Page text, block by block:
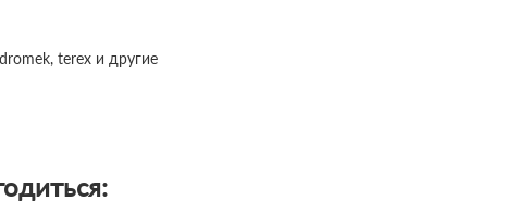
terex и другие